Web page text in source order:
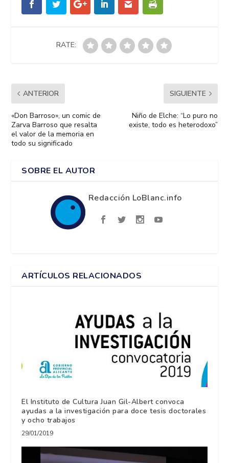
RATE:
ANTERIOR
«Don Barroso», un comic de
Zarva Barroso que resalta
el valor de la memoria en
todo su significado
SIGUIENTE
Niño de Elche: “Lo puro no
existe, todo es heterodoxo”
SOBRE EL AUTOR
Redacción LoBlanc.info
ARTÍCULOS RELACIONADOS
El Instituto de Cultura Juan Gil-Albert convoca
ayudas a la investigación para doce tesis doctorales
y ocho trabajos
29/01/2019